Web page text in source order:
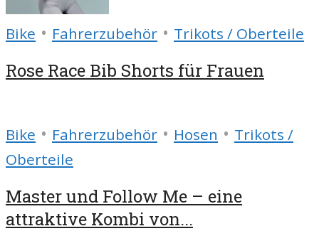
Bike • Fahrerzubehör • Trikots / Oberteile
Rose Race Bib Shorts für Frauen
Bike • Fahrerzubehör • Hosen • Trikots /
Oberteile
Master und Follow Me – eine
attraktive Kombi von...